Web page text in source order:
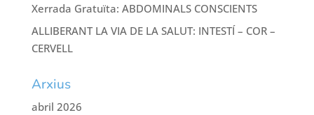
Xerrada Gratuïta: ABDOMINALS CONSCIENTS
ALLIBERANT LA VIA DE LA SALUT: INTESTÍ – COR –
CERVELL
Arxius
abril 2026